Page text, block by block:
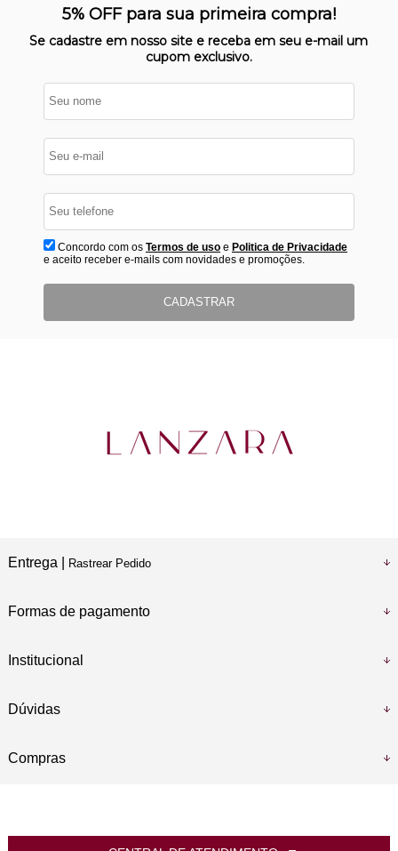
Nosso site opera em ambiente
protegido
5% OFF para sua primeira compra!
Se cadastre em nosso site e receba em seu e-mail um
cupom exclusivo.
Concordo com os Termos de usoe Politica de Privacidade
e aceito receber e-mails com novidades e promoções.
CADASTRAR
Entrega | Rastrear Pedido
Formas de pagamento
Institucional
Dúvidas
Compras